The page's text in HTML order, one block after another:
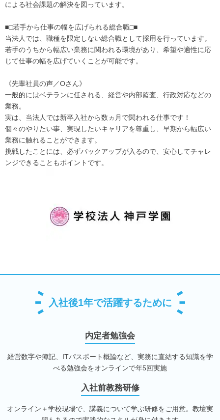
による社会課題の解決を図っています。
■□若手から仕事の幅を広げられる総合職□■
当法人では、職種を限定しない総合職として採用を行っています。
若手のうちから幅広い業務に関われる環境があり、希望や適性に応
じて仕事の幅を広げていくことが可能です。
《先輩社員の声／Oさん》
一般的にはベテランに任される、経営や内部監査、行政対応などの
業務。
実は、当法人では新卒入社から数ヵ月で関われる仕事です！
個々のやりたい事、実現したいキャリアを尊重し、早期から幅広い
業務に触れることができます。
挑戦したことには、必ずバックアップが入るので、安心してチャレ
ンジできることもポイントです。
入社後1年で活躍するために
内定者勉強会
経営数字や簿記、ITパスポート概論など、実務に直結する知識を学
べる勉強会をオンラインで年5回実施
入社前教務研修
オンライン＋学校現場で、講義について学ぶ研修をご用意。教壇実